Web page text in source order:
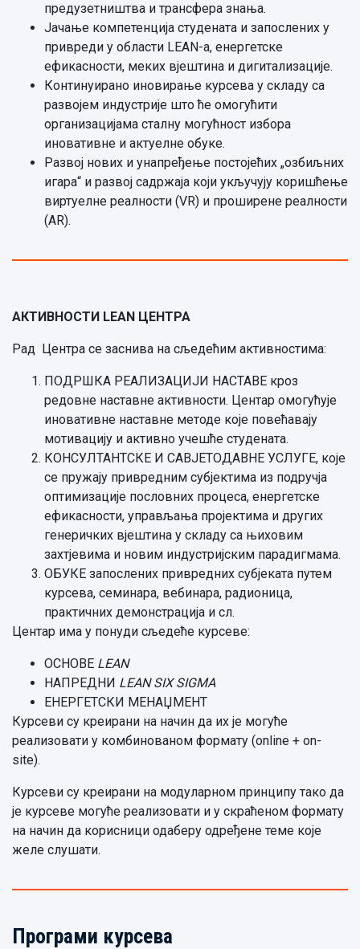
предузетништва и трансфера знања.
Јачање компетенција студената и запослених у
привреди у области LEAN-a, енергетске
ефикасности, меких вјештина и дигитализације.
Континуирано иновирање курсева у складу са
развојем индустрије што ће омогућити
организацијама сталну могућност избора
иновативне и актуелне обуке.
Развој нових и унапређење постојећих „озбиљних
игара“ и развој садржаја који укључују коришћење
виртуелне реалности (VR) и проширене реалности
(АR).
АКТИВНОСТИ LEAN ЦЕНТРА
Рад Центра се заснива на сљедећим активностима:
ПОДРШКА РЕАЛИЗАЦИЈИ НАСТАВЕ кроз
редовне наставне активности. Центар омогућује
иновативне наставне методе које повећавају
мотивацију и активно учешће студената.
КОНСУЛТАНТСКЕ И САВЈЕТОДАВНЕ УСЛУГЕ, које
се пружају привредним субјектима из подручја
оптимизације пословних процеса, енергетске
ефикасности, управљања пројектима и других
генеричких вјештина у складу са њиховим
захтјевима и новим индустријским парадигмама.
ОБУКЕ запослених привредних субјеката путем
курсева, семинара, вебинара, радионица,
практичних демонстрација и сл.
Центар има у понуди сљедеће курсеве:
ОСНОВЕ LEAN
НАПРЕДНИ LEAN SIX SIGMA
ЕНЕРГЕТСКИ МЕНАЏМЕНТ
Курсеви су креирани на начин да их је могуће
реализовати у комбинованом формату (online + on-
site).
Курсеви су креирани на модуларном принципу тако да
је курсеве могуће реализовати и у скраћеном формату
на начин да корисници одаберу одређене теме које
желе слушати.
Програми курсева